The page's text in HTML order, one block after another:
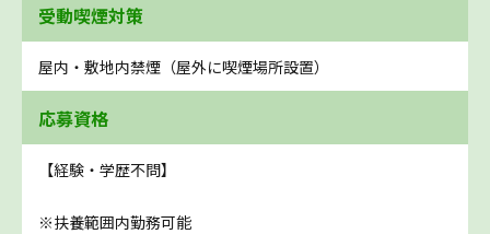
受動喫煙対策
屋内・敷地内禁煙（屋外に喫煙場所設置）
応募資格
【経験・学歴不問】
※扶養範囲内勤務可能